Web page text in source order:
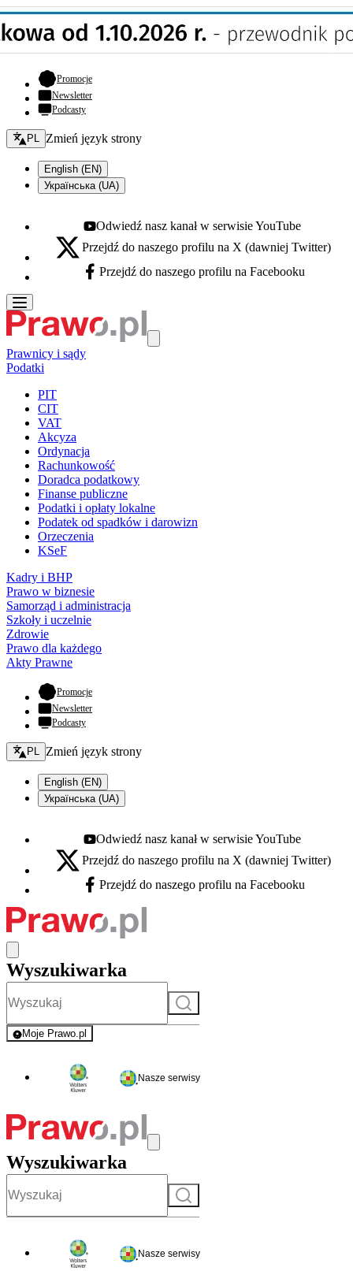
Promocje- otwiera się w nowej karcie
Newsletter
Podcasty
Zmień język - bieżący:
PL Zmień język strony
English (EN)
Українська (UA)
Youtube - otwiera się w nowej karcie
Odwiedź nasz kanał w serwisie YouTube
X - otwiera się w nowej karcie
Przejdź do naszego profilu na X (dawniej Twitter)
Facebook - otwiera się w nowej karcie
Przejdź do naszego profilu na Facebooku
Prawnicy i sądy
Podatki
PIT
CIT
VAT
Akcyza
Ordynacja
Rachunkowość
Doradca podatkowy
Finanse publiczne
Podatki i opłaty lokalne
Podatek od spadków i darowizn
Orzeczenia
KSeF
Kadry i BHP
Prawo w biznesie
Samorząd i administracja
Szkoły i uczelnie
Zdrowie
Prawo dla każdego
Akty Prawne
Promocje- otwiera się w nowej karcie
Newsletter
Podcasty
Zmień język - bieżący:
PL Zmień język strony
English (EN)
Українська (UA)
Youtube - otwiera się w nowej karcie
Odwiedź nasz kanał w serwisie YouTube
X - otwiera się w nowej karcie
Przejdź do naszego profilu na X (dawniej Twitter)
Facebook - otwiera się w nowej karcie
Przejdź do naszego profilu na Facebooku
Wyszukiwarka
Szukaj
Moje Prawo.pl
- rejestracja i logowanie do serwisu
Nasze serwisy
Wyszukiwarka
Szukaj
Nasze serwisy